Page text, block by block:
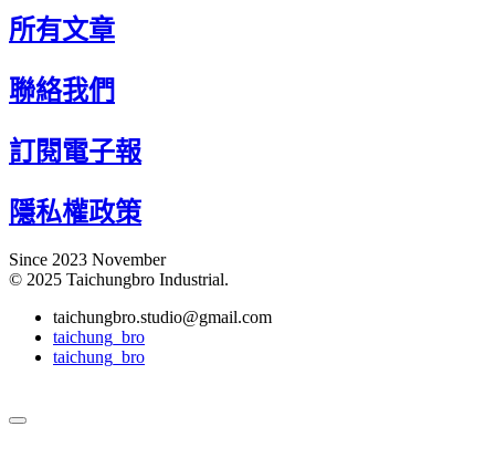
所有文章
聯絡我們
訂閱電子報
隱私權政策
Since 2023 November
© 2025 Taichungbro Industrial.
taichungbro.studio@gmail.com
taichung_bro
taichung_bro